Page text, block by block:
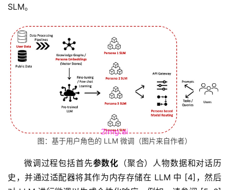
SLM。
图：基于用户角色的 LLM 微调（图片来自作者）
微调过程包括首先参数化 （聚合）人物数据和对话历
史，并通过适配器将其作为内存存储在 LLM 中 [4]，然后